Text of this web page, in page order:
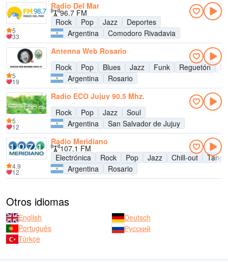
Radio Del Mar
96.7 FM
Rock
Pop Jazz
Deportes
Argentina
Comodoro Rivadavia
5
33
Antenna Web Rosario
Rock
Pop Blues Jazz Funk Reguetón
Argentina
Rosario
5
19
Radio ECO Jujuy 90.5 Mhz.
Rock
Pop Jazz
Soul
Argentina
San Salvador de Jujuy
5
12
Radio Meridiano
107.1 FM
Electrónica
Rock Pop Jazz Chill-out
Tango
Argentina
Rosario
4.9
12
Otros idiomas
English
Deutsch
Português
Русский
Türkçe